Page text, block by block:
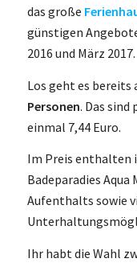
das große
günstigen
2016 und März 2017.
Los geht es bereits
Personen. Das sind
einmal 7,44 Euro.
Im Preis enthalten
Badeparadies Aqua
Aufenthalts sowie
Ihr habt die Wahl